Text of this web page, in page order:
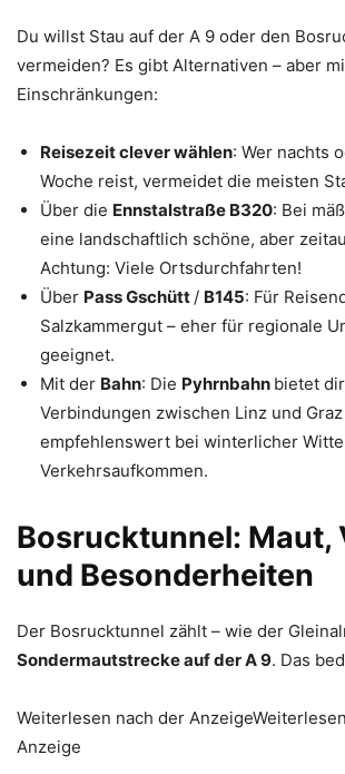
Du willst Stau auf der A 9 oder den
vermeiden? Es gibt Alternativen – aber
Einschränkungen:
Reisezeit clever wählen: Wer nachts
Woche reist, vermeidet die meisten
Über die Ennstalstraße B320: Bei
eine landschaftlich schöne, aber
Achtung: Viele Ortsdurchfahrten!
Über Pass Gschütt / B145: Für
Salzkammergut – eher für regionale
geeignet.
Mit der Bahn: Die Pyhrnbahn bietet
Verbindungen zwischen Linz und
empfehlenswert bei winterlicher
Verkehrsaufkommen.
Bosrucktunnel: Maut,
und Besonderheiten
Der Bosrucktunnel zählt – wie der
Sondermautstrecke auf der A 9. Das
Weiterlesen nach der
Anzeige